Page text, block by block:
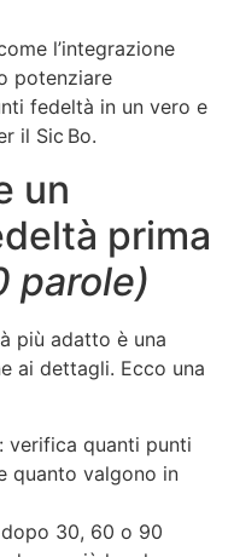
l’integrazione
potenziare
fedeltà in un vero e
il Sic Bo.
un
prima
parole)
più adatto è una
ai dettagli. Ecco una
verifica quanti punti
quanto valgono in
30, 60 o 90